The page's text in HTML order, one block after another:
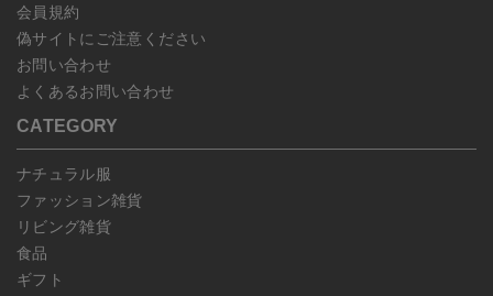
会員規約
偽サイトにご注意ください
お問い合わせ
よくあるお問い合わせ
CATEGORY
ナチュラル服
ファッション雑貨
リビング雑貨
食品
ギフト